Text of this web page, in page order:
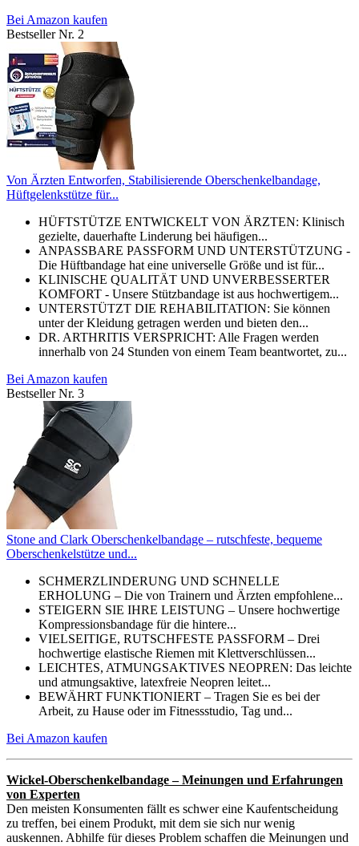
Bei Amazon kaufen
Bestseller Nr. 2
Von Ärzten Entworfen, Stabilisierende Oberschenkelbandage,
Hüftgelenkstütze für...
HÜFTSTÜTZE ENTWICKELT VON ÄRZTEN: Klinisch
gezielte, dauerhafte Linderung bei häufigen...
ANPASSBARE PASSFORM UND UNTERSTÜTZUNG -
Die Hüftbandage hat eine universelle Größe und ist für...
KLINISCHE QUALITÄT UND UNVERBESSERTER
KOMFORT - Unsere Stützbandage ist aus hochwertigem...
UNTERSTÜTZT DIE REHABILITATION: Sie können
unter der Kleidung getragen werden und bieten den...
DR. ARTHRITIS VERSPRICHT: Alle Fragen werden
innerhalb von 24 Stunden von einem Team beantwortet, zu...
Bei Amazon kaufen
Bestseller Nr. 3
Stone and Clark Oberschenkelbandage – rutschfeste, bequeme
Oberschenkelstütze und...
SCHMERZLINDERUNG UND SCHNELLE
ERHOLUNG – Die von Trainern und Ärzten empfohlene...
STEIGERN SIE IHRE LEISTUNG – Unsere hochwertige
Kompressionsbandage für die hintere...
VIELSEITIGE, RUTSCHFESTE PASSFORM – Drei
hochwertige elastische Riemen mit Klettverschlüssen...
LEICHTES, ATMUNGSAKTIVES NEOPREN: Das leichte
und atmungsaktive, latexfreie Neopren leitet...
BEWÄHRT FUNKTIONIERT – Tragen Sie es bei der
Arbeit, zu Hause oder im Fitnessstudio, Tag und...
Bei Amazon kaufen
Wickel-Oberschenkelbandage – Meinungen und Erfahrungen
von Experten
Den meisten Konsumenten fällt es schwer eine Kaufentscheidung
zu treffen, bei einem Produkt, mit dem sie sich nur wenig
auskennen. Abhilfe für dieses Problem schaffen die Meinungen und